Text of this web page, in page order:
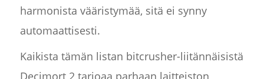
harmonista vääristymää, sitä ei synny
automaattisesti.
Kaikista tämän listan bitcrusher-liitännäisistä
Decimort 2 tarjoaa parhaan laitteiston